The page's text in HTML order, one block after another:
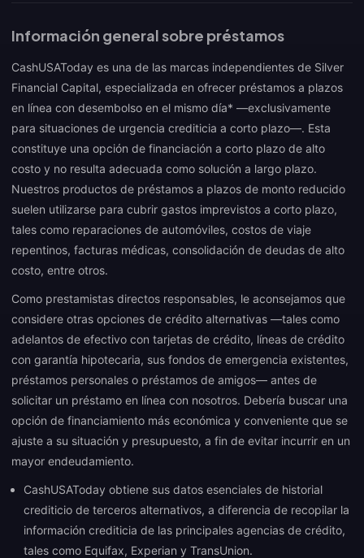
Información general sobre préstamos
CashUSAToday es una de las marcas independientes de Silver
Financial Capital, especializada en ofrecer préstamos a plazos
en línea con desembolso en el mismo día* —exclusivamente
para situaciones de urgencia crediticia a corto plazo—. Esta
constituye una opción de financiación a corto plazo de alto
costo y no resulta adecuada como solución a largo plazo.
Nuestros productos de préstamos a plazos de monto reducido
suelen utilizarse para cubrir gastos imprevistos a corto plazo,
tales como reparaciones de automóviles, costos de viaje
repentinos, facturas médicas, consolidación de deudas de alto
costo, entre otros.
Como prestamistas directos responsables, le aconsejamos que
considere otras opciones de crédito alternativas —tales como
adelantos de efectivo con tarjetas de crédito, líneas de crédito
con garantía hipotecaria, sus fondos de emergencia existentes,
préstamos personales o préstamos de amigos— antes de
solicitar un préstamo en línea con nosotros. Debería buscar una
opción de financiamiento más económica y conveniente que se
ajuste a su situación y presupuesto, a fin de evitar incurrir en un
mayor endeudamiento.
CashUSAToday obtiene sus datos esenciales de historial
crediticio de terceros alternativos, a diferencia de recopilar la
información crediticia de las principales agencias de crédito,
tales como Equifax, Experian y TransUnion.